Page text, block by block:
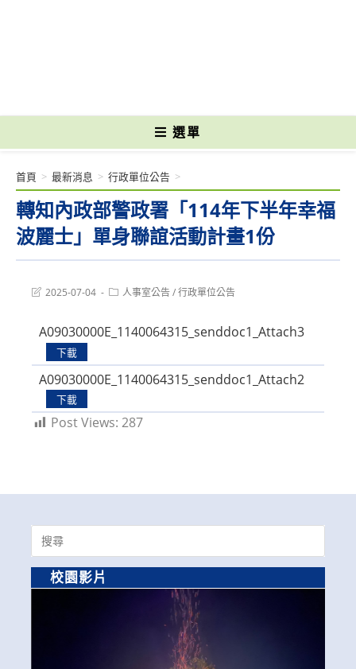
選單
轉知內政部警政署「114年下半年幸福
波麗士」單身聯誼活動計畫1份
首頁 > 最新消息 > 行政單位公告 >
Post2025-07-04
Post人事室公告/行政單位公告
A09030000E_1140064315_senddoc1_Attach3
下載
A09030000E_1140064315_senddoc1_Attach2
下載
Post Views: 287
Search
for:
校園影片